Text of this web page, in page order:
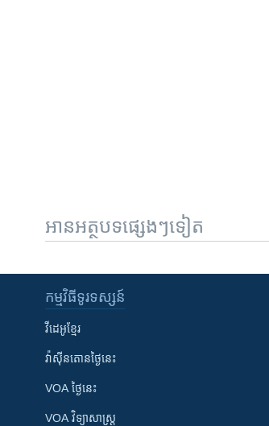
អានអត្ថបទផ្សេងៗទៀត
កម្មវិធី​ទូរទស្សន៍
វីដេអូ​ខ្មែរ
វ៉ាស៊ីនតោន​ថ្ងៃ​នេះ
VOA ថ្ងៃនេះ
VOA ​វិទ្យាសាស្ត្រ